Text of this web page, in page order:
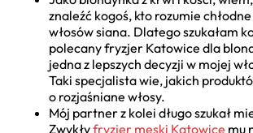
znaleźć kogoś, kto rozumie
włosów siana. Dlatego szukałam
polecany fryzjer Katowice dla
jedna z lepszych decyzji w mojej
Taki specjalista wie, jakich
o rozjaśniane włosy.
Mój partner z kolei długo szukał
Zwykłyfryzjer męski Katowice mu